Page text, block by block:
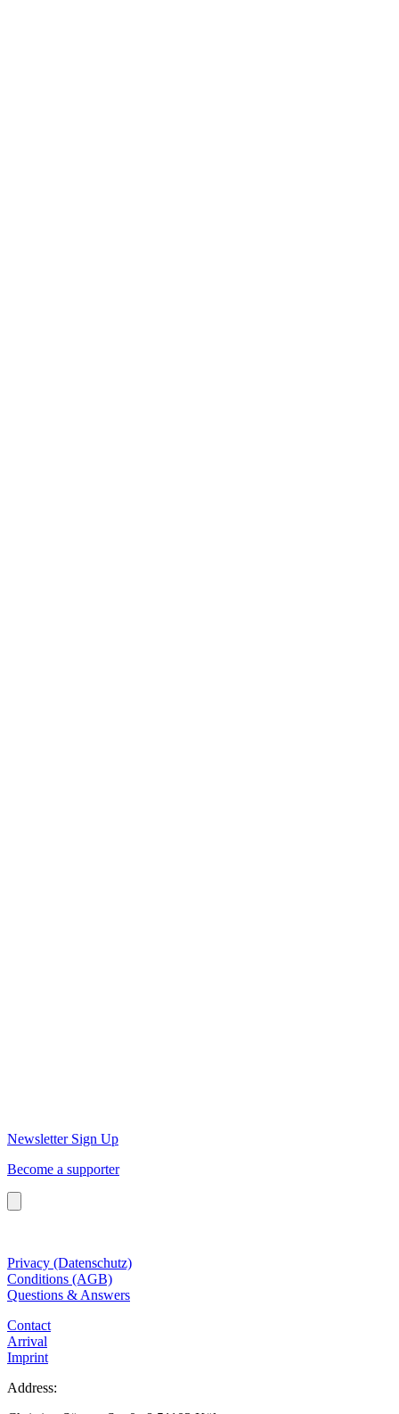
Newsletter Sign Up
Become a supporter
Privacy (Datenschutz)
Conditions (AGB)
Questions & Answers
Contact
Arrival
Imprint
Address: